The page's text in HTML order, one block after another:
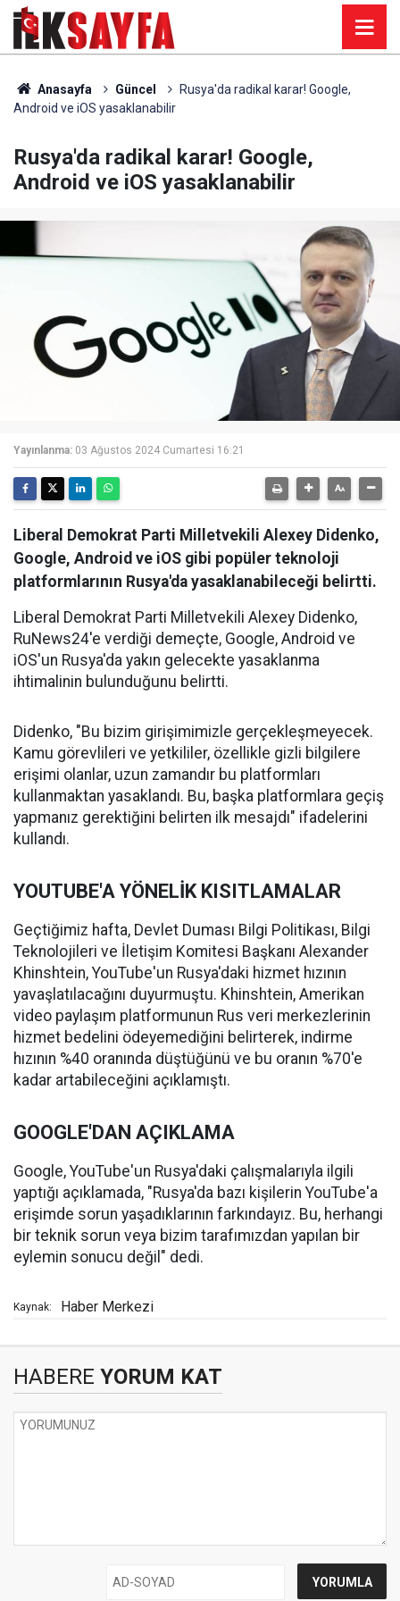
Anasayfa Güncel
Rusya'da radikal karar! Google,
Android ve iOS yasaklanabilir
Rusya'da radikal karar! Google,
Android ve iOS yasaklanabilir
Yayınlanma: 03 Ağustos 2024 Cumartesi 16:21
Liberal Demokrat Parti Milletvekili Alexey Didenko,
Google, Android ve iOS gibi popüler teknoloji
platformlarının Rusya'da yasaklanabileceği belirtti.
Liberal Demokrat Parti Milletvekili Alexey Didenko,
RuNews24'e verdiği demeçte, Google, Android ve
iOS'un Rusya'da yakın gelecekte yasaklanma
ihtimalinin bulunduğunu belirtti.
Didenko, "Bu bizim girişimimizle gerçekleşmeyecek.
Kamu görevlileri ve yetkililer, özellikle gizli bilgilere
erişimi olanlar, uzun zamandır bu platformları
kullanmaktan yasaklandı. Bu, başka platformlara geçiş
yapmanız gerektiğini belirten ilk mesajdı" ifadelerini
kullandı.
YOUTUBE'A YÖNELİK KISITLAMALAR
Geçtiğimiz hafta, Devlet Duması Bilgi Politikası, Bilgi
Teknolojileri ve İletişim Komitesi Başkanı Alexander
Khinshtein, YouTube'un Rusya'daki hizmet hızının
yavaşlatılacağını duyurmuştu. Khinshtein, Amerikan
video paylaşım platformunun Rus veri merkezlerinin
hizmet bedelini ödeyemediğini belirterek, indirme
hızının %40 oranında düştüğünü ve bu oranın %70'e
kadar artabileceğini açıklamıştı.
GOOGLE'DAN AÇIKLAMA
Google, YouTube'un Rusya'daki çalışmalarıyla ilgili
yaptığı açıklamada, "Rusya'da bazı kişilerin YouTube'a
erişimde sorun yaşadıklarının farkındayız. Bu, herhangi
bir teknik sorun veya bizim tarafımızdan yapılan bir
eylemin sonucu değil" dedi.
Kaynak: Haber Merkezi
HABERE YORUM KAT